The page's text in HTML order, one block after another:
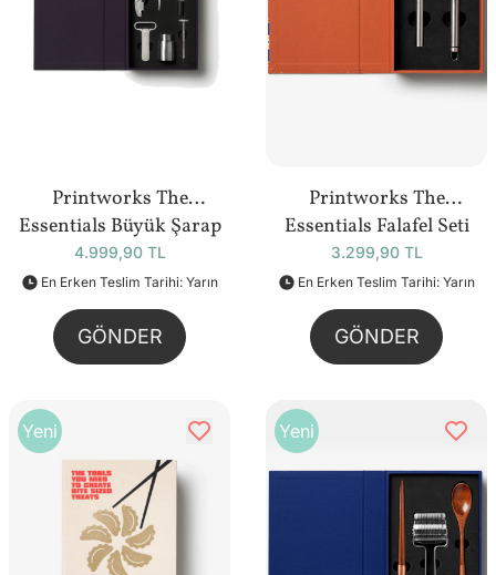
Printworks The
Essentials Büyük Şarap
Seti
4.999,90 TL
En Erken Teslim Tarihi: Yarın
GÖNDER
Printworks The
Essentials Falafel Seti
3.299,90 TL
En Erken Teslim Tarihi: Yarın
GÖNDER
Yeni Yeni